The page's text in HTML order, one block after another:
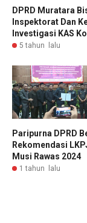
DPRD Muratara
Inspektorat Dan
Investigasi KAS
5 tahun lalu
Paripurna DPRD
Rekomendasi
Musi Rawas 2024
1 tahun lalu